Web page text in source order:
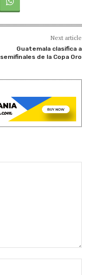
Next article
Guatemala clasifica a
semifinales de la Copa Oro